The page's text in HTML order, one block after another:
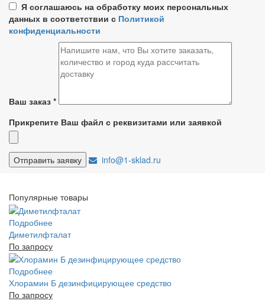
Я соглашаюсь на обработку моих персональных
данных в соответствии с Политикой
конфиденциальности
Ваш заказ *
Прикрепите Ваш файл с реквизитами или заявкой
info@1-sklad.ru
Популярные товары
Подробнее
Диметилфталат
По запросу
Подробнее
Хлорамин Б дезинфицирующее средство
По запросу